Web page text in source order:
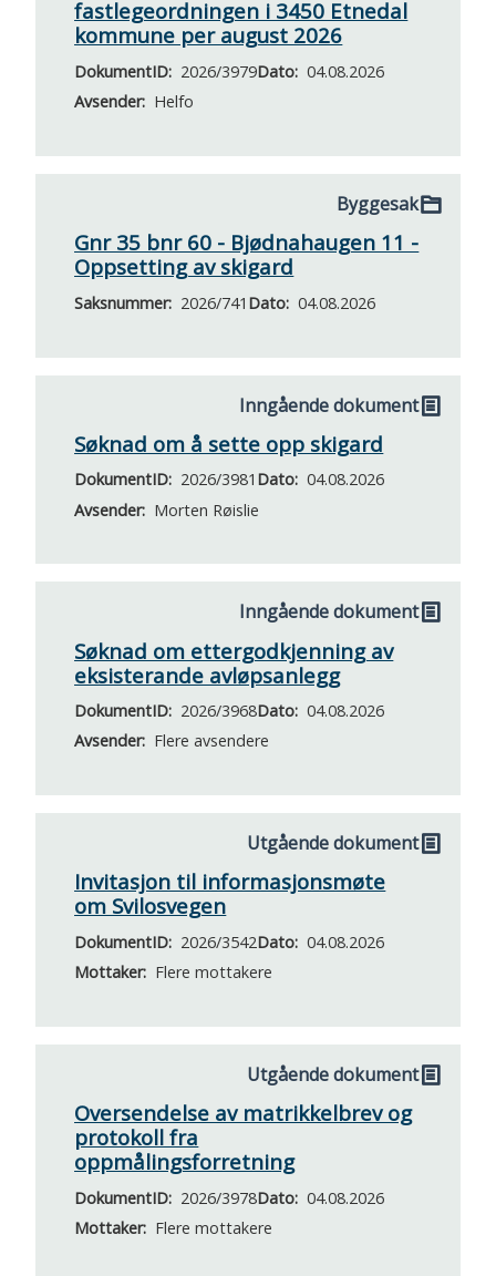
fastlegeordningen i 3450 Etnedal
kommune per august 2026
DokumentID 2026/3979Dato 04.08.2026
Avsender
Helfo
Byggesak
Gnr 35 bnr 60 - Bjødnahaugen 11 -
Oppsetting av skigard
Saksnummer 2026/741 Dato 04.08.2026
Inngående dokument
Søknad om å sette opp skigard
DokumentID 2026/3981 Dato 04.08.2026
Avsender
Morten Røislie
Inngående dokument
Søknad om ettergodkjenning av
eksisterande avløpsanlegg
DokumentID 2026/3968Dato 04.08.2026
Avsender
Flere avsendere
Utgående dokument
Invitasjon til informasjonsmøte
om Svilosvegen
DokumentID 2026/3542Dato 04.08.2026
Mottaker
Flere mottakere
Utgående dokument
Oversendelse av matrikkelbrev og
protokoll fra
oppmålingsforretning
DokumentID 2026/3978Dato 04.08.2026
Mottaker
Flere mottakere